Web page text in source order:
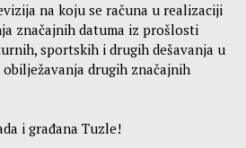
na koju se računa u realizaciji
značajnih datuma iz prošlosti
sportskih i drugih dešavanja u
drugih značajnih
i građana Tuzle!